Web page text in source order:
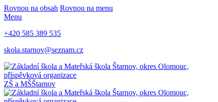
Rovnou na obsah Rovnou na menu
Menu
+420 585 389 535
skola.starnov@seznam.cz
ZŠ a MŠŠtarnov